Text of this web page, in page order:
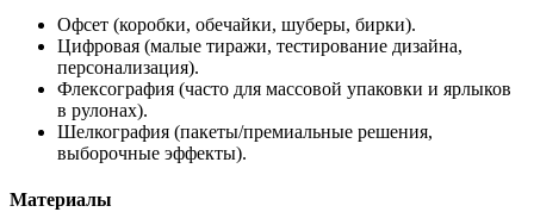
Офсет (коробки, обечайки, шуберы, бирки).
Цифровая (малые тиражи, тестирование дизайна,
персонализация).
Флексография (часто для массовой упаковки и ярлыков
в рулонах).
Шелкография (пакеты/премиальные решения,
выборочные эффекты).
Материалы